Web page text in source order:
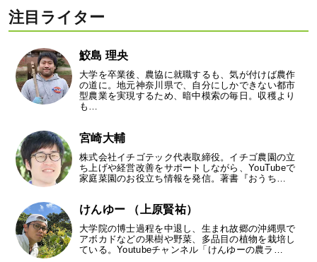
注目ライター
鮫島 理央
大学を卒業後、農協に就職するも、気が付けば農作
の道に。地元神奈川県で、自分にしかできない都市
型農業を実現するため、暗中模索の毎日。収穫より
も…
宮崎大輔
株式会社イチゴテック代表取締役。イチゴ農園の立
ち上げや経営改善をサポートしながら、YouTubeで
家庭菜園のお役立ち情報を発信。著書『おうち…
けんゆー （上原賢祐）
大学院の博士過程を中退し、生まれ故郷の沖縄県で
アボカドなどの果樹や野菜、多品目の植物を栽培し
ている。Youtubeチャンネル「けんゆーの農ラ…